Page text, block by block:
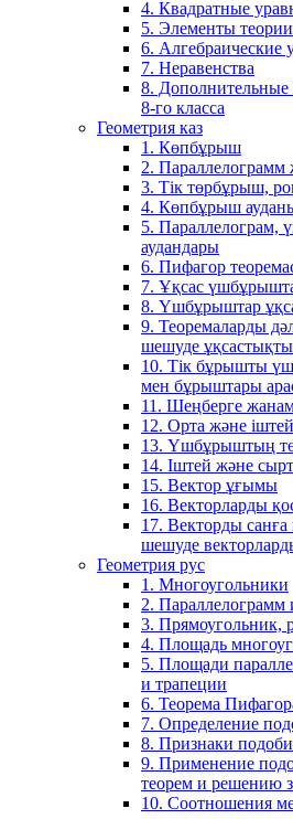
4. Квадратные
5. Элементы
6. Алгебраические
7. Неравенства
8. Дополнительные
8-го класса
Геометрия каз
1. Көпбұрыш
2. Параллелограмм
3. Тік төрбұрыш,
4. Көпбұрыш
5. Параллелограм,
аудандары
6. Пифагор
7. Ұқсас
8. Үшбұрыштар
9. Теоремаларды
шешуде
10. Тік бұрышты
мен бұрыштары
11. Шеңберге
12. Орта және
13. Үшбұрыштың
14. Іштей және
15. Вектор ұғымы
16. Векторларды
17. Векторды санға
шешуде
Геометрия рус
1. Многоугольники
2. Параллелограмм
3. Прямоугольник,
4. Площадь
5. Площади
и трапеции
6. Теорема
7. Определение
8. Признаки
9. Применение
теорем и решению
10. Соотношения